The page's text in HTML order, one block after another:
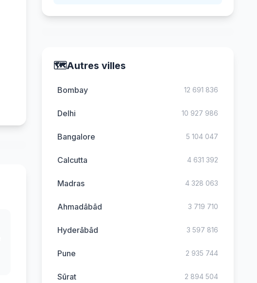
🗺️Autres villes
Bombay 12 691 836
Delhi 10 927 986
Bangalore 5 104 047
Calcutta 4 631 392
Madras 4 328 063
Ahmadābād 3 719 710
Hyderābād 3 597 816
Pune 2 935 744
Sūrat 2 894 504